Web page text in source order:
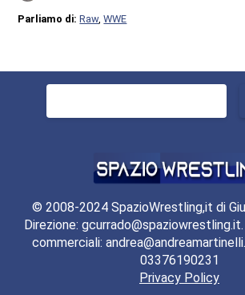
Parliamo di:Raw,WWE
© 2008-2024 SpazioWrestling,it di
Direzione:
commerciali:
03376190231
Privacy Policy